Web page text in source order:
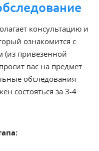
консультацию и
ознакомится с
привезенной
вас на предмет
обследования
состояться за 3-4